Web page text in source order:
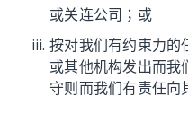
或关连公司；或
按对我们有约束力的
或其他机构发出而我
守则而我们有责任向